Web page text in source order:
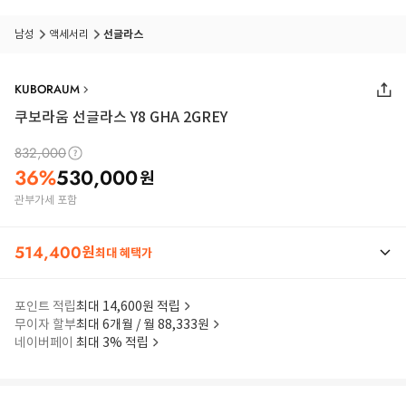
남성 액세서리 선글라스
KUBORAUM
쿠보라움 선글라스 Y8 GHA 2GREY
832,000
36%530,000원
관부가세 포함
514,400원최대 혜택가
포인트 적립최대 14,600원 적립
무이자 할부최대 6개월 / 월 88,333원
네이버페이 최대 3% 적립